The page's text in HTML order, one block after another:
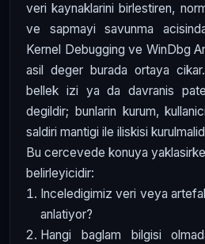
veri kaynaklarini birlestiren,
ve sapmayi savunma
Kernel Debugging ve WinDbg
asil deger burada ortaya
bellek izi ya da davranis
degildir; bunlarin kurum,
saldiri mantigi ile iliskisi
Bu cercevede konuya
belirleyicidir:
Inceledigimiz veri veya
anlatiyor?
Hangi baglam bilgisi